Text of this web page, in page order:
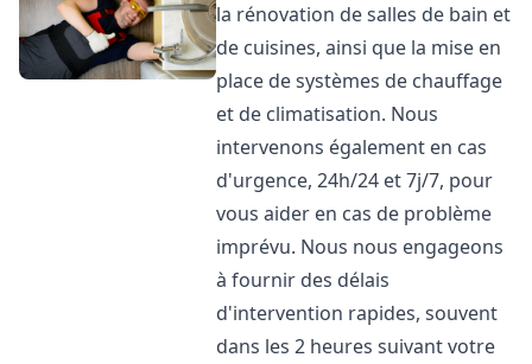
la rénovation de salles de bain et
de cuisines, ainsi que la mise en
place de systèmes de chauffage
et de climatisation. Nous
intervenons également en cas
d'urgence, 24h/24 et 7j/7, pour
vous aider en cas de problème
imprévu. Nous nous engageons
à fournir des délais
d'intervention rapides, souvent
dans les 2 heures suivant votre